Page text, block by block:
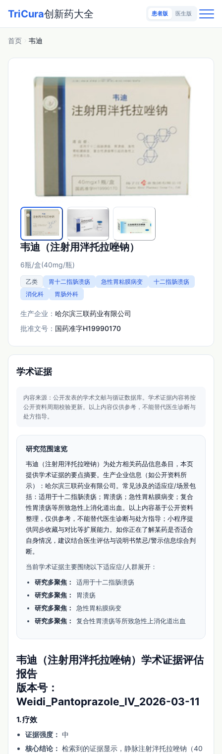
TriCura创新药大全 患者版 医生版
首页 韦迪
韦迪（注射用泮托拉唑钠）
6瓶/盒(40mg/瓶)
乙类 胃十二指肠溃疡 急性胃粘膜病变
十二指肠溃疡
消化科
胃肠外科
生产企业： 哈尔滨三联药业有限公司
批准文号： 国药准字H19990170
学术证据
内容来源：公开发表的学术文献与循证数据库。 学术证据内容将按
公开资料周期校验更新。 以上内容仅供参考，不能替代医生诊断与
处方指导。
研究范围速览
韦迪（注射用泮托拉唑钠）为处方相关药品信息条目，本页
提供学术证据的要点摘要。生产企业信息（如公开资料所
示）：哈尔滨三联药业有限公司。常见涉及的适应症/场景包
括：适用于十二指肠溃疡；胃溃疡；急性胃粘膜病变；复合
性胃溃疡等所致急性上消化道出血。以上内容基于公开资料
整理，仅供参考，不能替代医生诊断与处方指导；小程序提
供同步收藏与对比等扩展能力。如你正在了解某药是否适合
自身情况，建议结合医生评估与说明书禁忌/警示信息综合判
断。
当前学术证据主要围绕以下适应症/人群展开：
研究多聚焦：
适用于十二指肠溃疡
研究多聚焦：
胃溃疡
研究多聚焦：
急性胃粘膜病变
研究多聚焦：
复合性胃溃疡等所致急性上消化道出血
韦迪（注射用泮托拉唑钠）学术证据评估
报告
版本号：
Weidi_Pantoprazole_IV_2026-03-11
1. 疗效
证据强度： 中
核心结论： 检索到的证据显示，静脉注射泮托拉唑钠（40